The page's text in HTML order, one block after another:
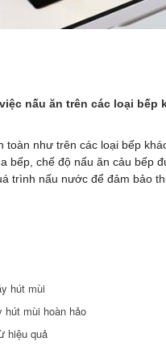
nấu ăn trên các loại bếp
toàn như trên các loại bếp
bếp, chế độ nấu ăn cảu bếp
trình nấu nước để đảm bảo
hút mùi
hút mùi hoàn hảo
hiệu quả